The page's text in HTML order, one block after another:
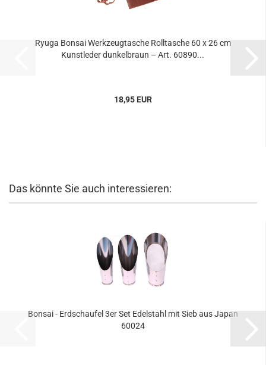
Ryuga Bonsai Werkzeugtasche Rolltasche 60 x 26 cm
Kunstleder dunkelbraun – Art. 60890...
18,95 EUR
Das könnte Sie auch interessieren:
Bonsai - Erdschaufel 3er Set Edelstahl mit Sieb aus Japan
60024